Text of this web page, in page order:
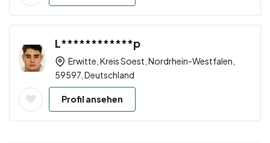
L************p
Erwitte, Kreis Soest, Nordrhein-Westfalen,
59597, Deutschland
Profil ansehen